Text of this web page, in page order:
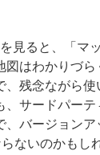
見ると、「マ
図はわかりづ
、残念ながら
、サードパー
、バージョン
ないのかもし